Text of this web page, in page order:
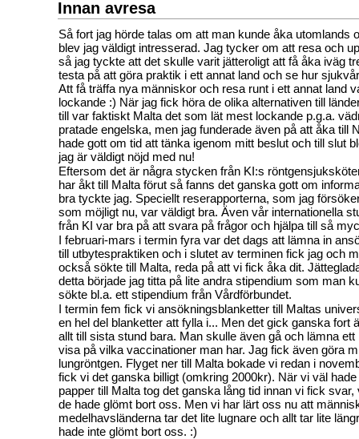
Innan avresa
Så fort jag hörde talas om att man kunde åka utomlands
blev jag väldigt intresserad. Jag tycker om att resa och
så jag tyckte att det skulle varit jätteroligt att få åka iväg
testa på att göra praktik i ett annat land och se hur
Att få träffa nya människor och resa runt i ett annat land
lockande :) När jag fick höra de olika alternativen till
till var faktiskt Malta det som lät mest lockande p.g.a.
pratade engelska, men jag funderade även på att åka till
hade gott om tid att tänka igenom mitt beslut och till slut
jag är väldigt nöjd med nu!
Eftersom det är några stycken från KI:s
har åkt till Malta förut så fanns det ganska gott om
bra tyckte jag. Speciellt reserapporterna, som jag
som möjligt nu, var väldigt bra. Även vår internationella
från KI var bra på att svara på frågor och hjälpa till så
I februari-mars i termin fyra var det dags att lämna in
till utbytespraktiken och i slutet av terminen fick jag och
också sökte till Malta, reda på att vi fick åka dit.
detta började jag titta på lite andra stipendium som man
sökte bl.a. ett stipendium från Vårdförbundet.
I termin fem fick vi ansökningsblanketter till Maltas
en hel del blanketter att fylla i... Men det gick ganska fort
allt till sista stund bara. Man skulle även gå och lämna ett
visa på vilka vaccinationer man har. Jag fick även göra
lungröntgen. Flyget ner till Malta bokade vi redan i
fick vi det ganska billigt (omkring 2000kr). När vi väl
papper till Malta tog det ganska lång tid innan vi fick svar,
de hade glömt bort oss. Men vi har lärt oss nu att
medelhavsländerna tar det lite lugnare och allt tar lite
hade inte glömt bort oss. :)